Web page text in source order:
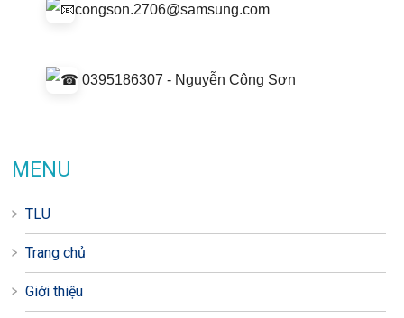
congson.2706@samsung.com
0395186307 - Nguyễn Công Sơn
MENU
TLU
Trang chủ
Giới thiệu